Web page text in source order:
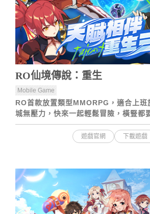
RO仙境傳說：重生
Mobile Game
RO首款放置類型MMORPG，適合上班
城無壓力，快來一起輕鬆冒險，橫豎都
遊戲官網 下載遊戲